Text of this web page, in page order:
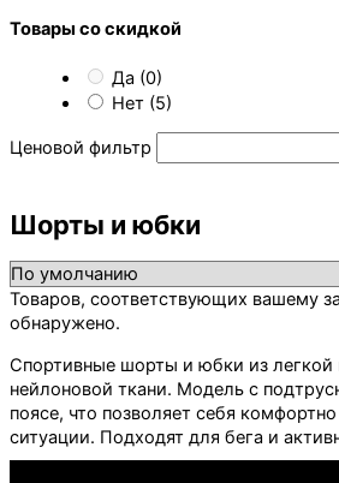
Товары со скидкой
Да (0)
Нет (5)
Ценовой фильтр
Шорты и юбки
Товаров, соответствующих вашему
обнаружено.
Спортивные шорты и юбки из легкой
нейлоновой ткани. Модель с
поясе, что позволяет себя
ситуации. Подходят для бега и